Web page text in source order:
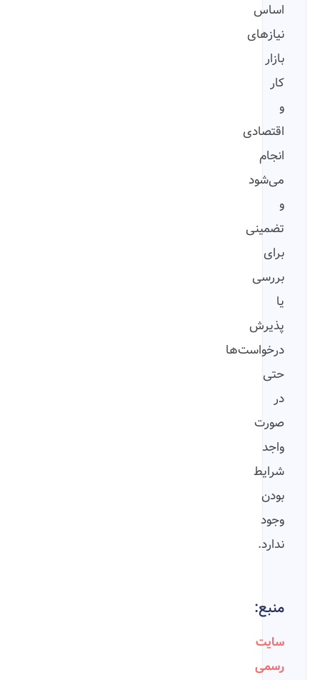
اساس
نیازهای
بازار
کار
اقتصادی
انجام
می‌شود
تضمینی
برای
بررسی
پذیرش
درخواست‌ها
حتی
در
صورت
واجد
شرایط
بودن
وجود
ندارد.
منبع:
سایت
رسمی